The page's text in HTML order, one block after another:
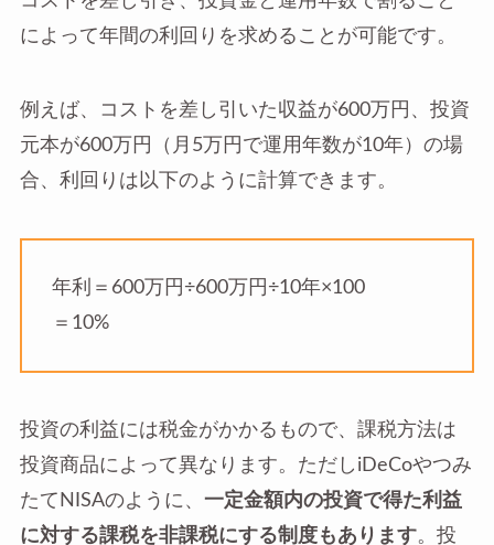
によって年間の利回りを求めることが可能です。
例えば、コストを差し引いた収益が600万円、投資
元本が600万円（月5万円で運用年数が10年）の場
合、利回りは以下のように計算できます。
年利＝600万円÷600万円÷10年×100
＝10%
投資の利益には税金がかかるもので、課税方法は
投資商品によって異なります。ただしiDeCoやつみ
たてNISAのように、 一定金額内の投資で得た利益
に対する課税を非課税にする制度もあります。投